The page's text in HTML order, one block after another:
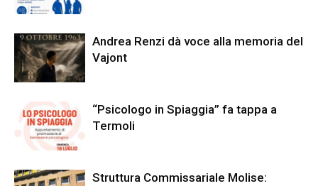
Andrea Renzi dà voce alla memoria del
Vajont
“Psicologo in Spiaggia” fa tappa a
Termoli
Struttura Commissariale Molise: